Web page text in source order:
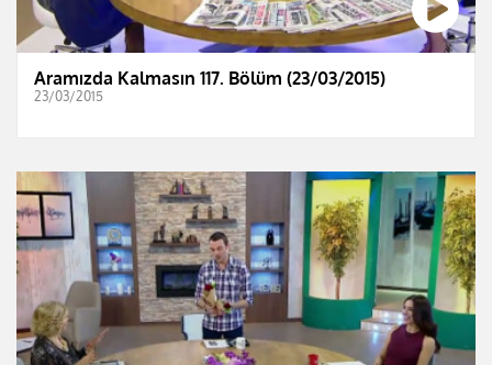
Aramızda Kalmasın 117. Bölüm (23/03/2015)
23/03/2015